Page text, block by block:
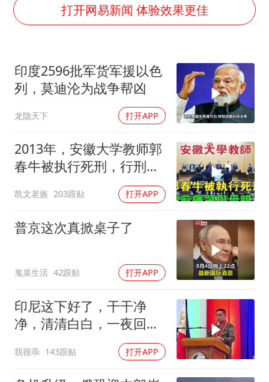
公司“上四休三”但要降薪1000元
朱雨玲晋级WTT横滨冠军赛女单八强
如何把百年大党建设得更加坚强有力？
打开网易新闻 体验效果更佳
印度2596批军货军援以色
列，莫迪沦为战争帮凶
龙隐天下 打开APP
2013年，安徽大学教师郭
春牛被执行死刑，行刑前
凯文老族 203跟贴 打开APP
普京这次真掀桌子了
鬼菜生活 42跟贴 打开APP
印尼这下好了，干干净
净，清清白白，一夜回到
我很乖 143跟贴 打开APP